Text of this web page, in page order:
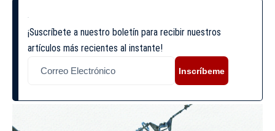
¡Suscríbete a nuestro boletín para recibir nuestros
artículos más recientes al instante!
Inscríbeme